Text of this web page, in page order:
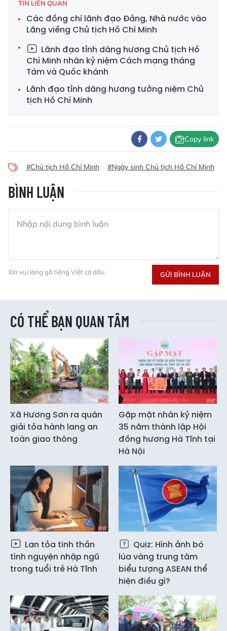
TIN LIÊN QUAN
Các đồng chí lãnh đạo Đảng, Nhà nước vào
Lăng viếng Chủ tịch Hồ Chí Minh
Lãnh đạo tỉnh dâng hương Chủ tịch Hồ
Chí Minh nhân kỷ niệm Cách mạng tháng
Tám và Quốc khánh
Lãnh đạo tỉnh dâng hương tưởng niệm Chủ
tịch Hồ Chí Minh
Copy link
#Chủ tịch Hồ Chí Minh #Ngày sinh Chủ tịch Hồ Chí Minh
BÌNH LUẬN
Xin vui lòng gõ tiếng Việt có dấu GỬI BÌNH LUẬN
CÓ THỂ BẠN QUAN TÂM
Xã Hương Sơn ra quân
giải tỏa hành lang an
toàn giao thông
Gặp mặt nhân kỷ niệm
35 năm thành lập Hội
đồng hương Hà Tĩnh tại
Hà Nội
Lan tỏa tinh thần
tình nguyện nhập ngũ
trong tuổi trẻ Hà Tĩnh
Quiz: Hình ảnh bó
lúa vàng trung tâm
biểu tượng ASEAN thể
hiện điều gì?